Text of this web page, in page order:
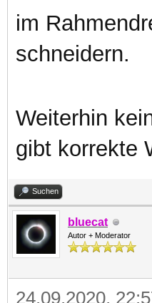
im
schneidern.
Weiterhin
gibt korrekte
Suchen
bluecat
Autor + Moderator
24.09.2020,